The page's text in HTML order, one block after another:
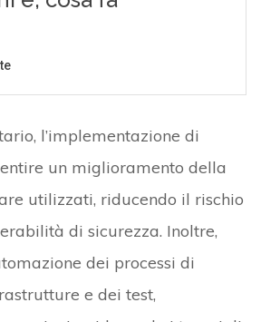
l’implementazione di
un miglioramento della
utilizzati, riducendo il rischio
di sicurezza. Inoltre,
dei processi di
e dei test,